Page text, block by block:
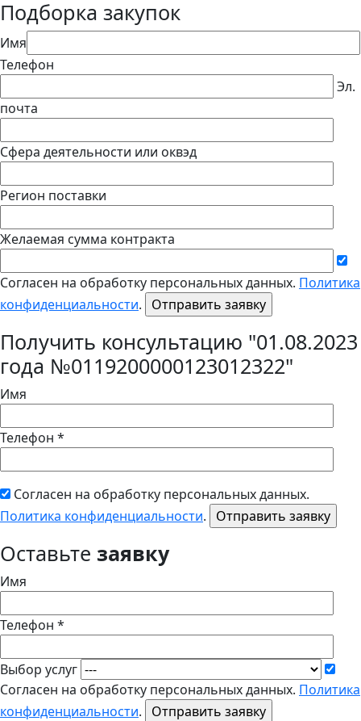
Подборка закупок
Имя
Телефон
Эл.
почта
Сфера деятельности или оквэд
Регион поставки
Желаемая сумма контракта
Согласен на обработку персональных данных. Политика
конфиденциальности.
Получить консультацию "01.08.2023
года №0119200000123012322"
Имя
Телефон *
Согласен на обработку персональных данных.
Политика конфиденциальности.
Оставьте заявку
Имя
Телефон *
Выбор услуг
Согласен на обработку персональных данных. Политика
конфиденциальности.